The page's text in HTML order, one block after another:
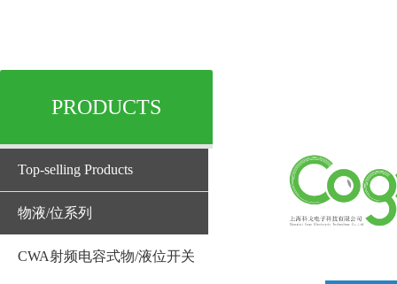
PRODUCTS
Top-selling Products
物液/位系列
CWA射频电容式物/液位开关